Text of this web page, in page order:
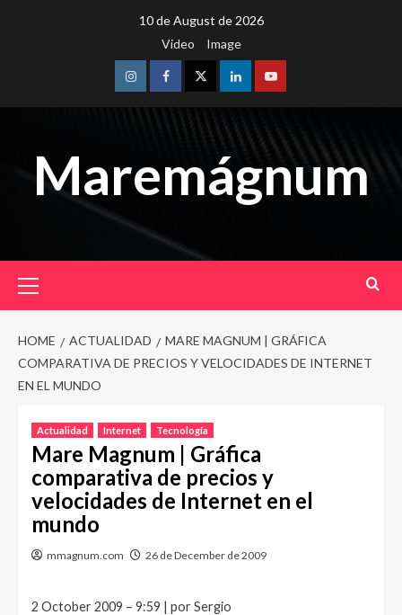
10 de August de 2026
Video
Image
InstagramFacebookTwitterLinkedinYoutube
Maremágnum
Menu
HOME ACTUALIDAD
MARE MAGNUM | GRÁFICA
COMPARATIVA DE PRECIOS Y VELOCIDADES DE INTERNET
EN EL MUNDO
Actualidad Internet Tecnología
Mare Magnum | Gráfica
comparativa de precios y
velocidades de Internet en el
mundo
mmagnum.com 26 de December de 2009
2 October 2009 – 9:59 | por Sergio